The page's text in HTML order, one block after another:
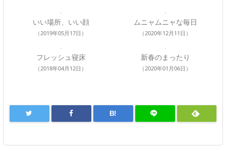
いい場所、いい顔
（2019年05月17日）
ムニャムニャな毎日
（2020年12月11日）
フレッシュ寝床
（2018年04月12日）
新春のまったり
（2020年01月06日）
B!